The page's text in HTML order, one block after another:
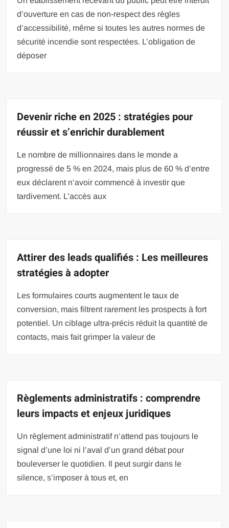
d’ouverture en cas de non-respect des règles
d’accessibilité, même si toutes les autres normes de
sécurité incendie sont respectées. L’obligation de
déposer
Devenir riche en 2025 : stratégies pour
réussir et s’enrichir durablement
Le nombre de millionnaires dans le monde a
progressé de 5 % en 2024, mais plus de 60 % d’entre
eux déclarent n’avoir commencé à investir que
tardivement. L’accès aux
Attirer des leads qualifiés : Les meilleures
stratégies à adopter
Les formulaires courts augmentent le taux de
conversion, mais filtrent rarement les prospects à fort
potentiel. Un ciblage ultra-précis réduit la quantité de
contacts, mais fait grimper la valeur de
Règlements administratifs : comprendre
leurs impacts et enjeux juridiques
Un règlement administratif n’attend pas toujours le
signal d’une loi ni l’aval d’un grand débat pour
bouleverser le quotidien. Il peut surgir dans le
silence, s’imposer à tous et, en